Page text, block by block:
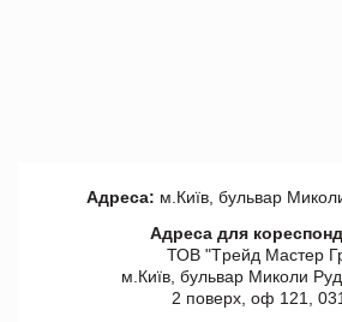
Адреса: м.Київ, бульвар
Адреса для
ТОВ "Tрейд Мастер
м.Київ, бульвар Миколи
2 поверх, оф 121,